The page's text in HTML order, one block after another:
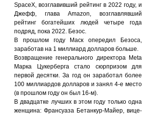
SpaceX, возглавивший рейтинг в 2022 году, и
Джефф, глава Amazon, возглавлявший
рейтинг богатейших людей четыре года
подряд, пока 2022. Безос.
В прошлом году Маск опередил Безоса,
заработав на 1 миллиард долларов больше.
Возвращение генерального директора Meta
Марка Цукерберга стало сюрпризом для
первой десятки. За год он заработал более
100 миллиардов долларов и занял 4-е место
(в прошлом году он был 16-м).
В двадцатке лучших в этом году только одна
женщина: Франсуаза Бетанкур-Майер, вице-